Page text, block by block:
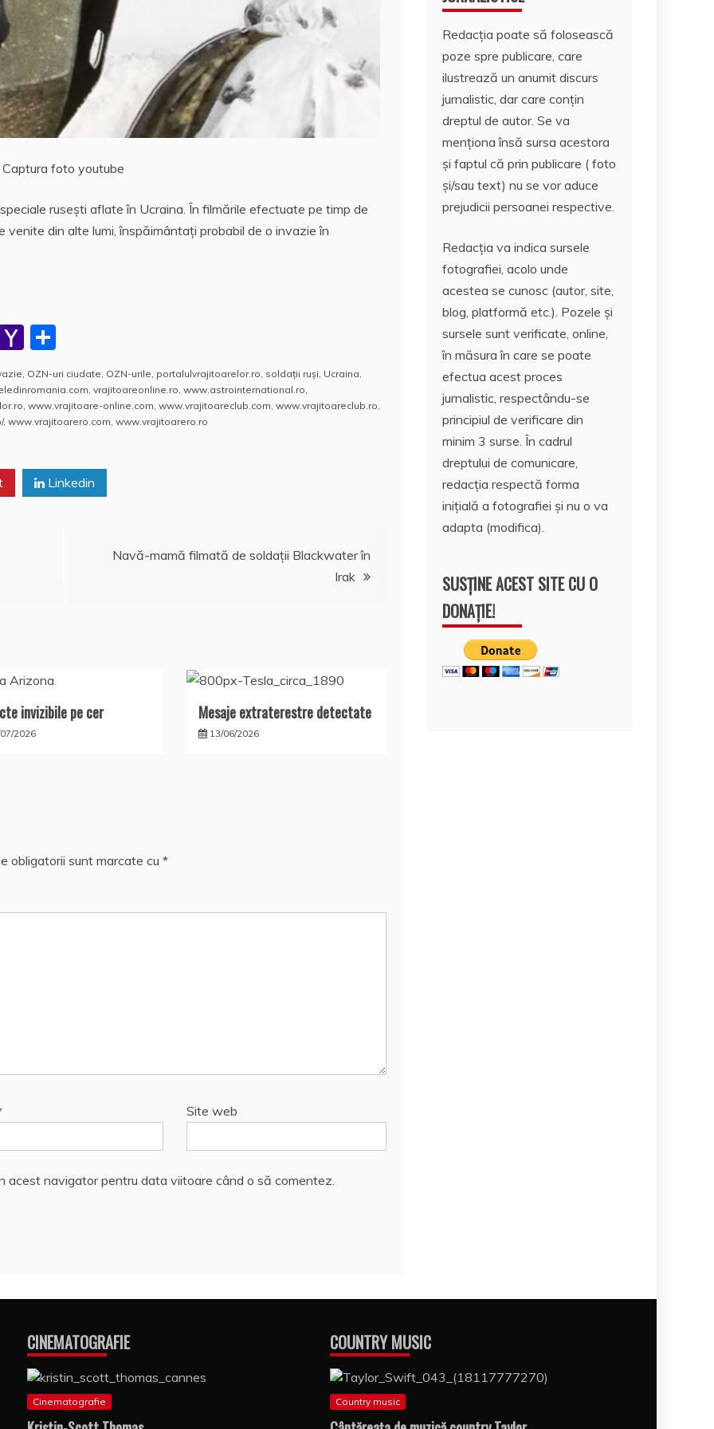
Captura foto youtube
ruseşti aflate în Ucraina. În filmările efectuate pe timp de
din alte lumi, înspăimântaţi probabil de o invazie în
Y
a
h
o
M
ai
a
rt
aj
a
z
OZN-uri ciudate OZN-urile portalulvrajitoarelor.ro soldaţii ruşi Ucraina
vrajitoareonline.ro www.astrointernational.ro
www.vrajitoare-online.com www.vrajitoareclub.com www.vrajitoareclub.ro
, www.vrajitoarero.com www.vrajitoarero.ro
Linkedin
Navă-mamă filmată de soldaţii Blackwater în
Irak
invizibile pe cer
2026
Mesaje extraterestre detectate
13/06/2026
obligatorii sunt marcate cu *
Site web
acest navigator pentru data viitoare când o să comentez.
Redacția poate să folosească
poze spre publicare, care
ilustrează un anumit discurs
jurnalistic, dar care conțin
dreptul de autor. Se va
menționa însă sursa acestora
și faptul că prin publicare ( foto
și/sau text) nu se vor aduce
prejudicii persoanei respective.
Redacția va indica sursele
fotografiei, acolo unde
acestea se cunosc (autor, site,
blog, platformă etc.). Pozele și
sursele sunt verificate, online,
în măsura în care se poate
efectua acest proces
jurnalistic, respectându-se
principiul de verificare din
minim 3 surse. În cadrul
dreptului de comunicare,
redacția respectă forma
inițială a fotografiei și nu o va
adapta (modifica).
SUSȚINE ACEST SITE CU O
DONAȚIE!
CINEMATOGRAFIE
Cinematografie
COUNTRY MUSIC
Country music